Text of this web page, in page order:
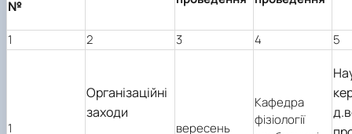
Фотогалерея
№
1 2 3 4 5
1
Організаційні
заходи
вересень
Кафедра
фізіології